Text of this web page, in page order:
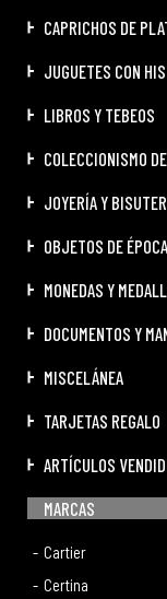
CAPRICHOS DE
JUGUETES CON
LIBROS Y TEBEOS
COLECCIONISMO
JOYERÍA Y
OBJETOS DE ÉPOCA
MONEDAS Y
DOCUMENTOS Y
MISCELÁNEA
TARJETAS REGALO
ARTÍCULOS
MARCAS
Cartier
Certina